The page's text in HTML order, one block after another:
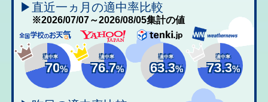
▶直近一ヵ月の適中率比較
※2026/07/07～2026/08/05集計の値
適中率
70%
適中率
76.7%
適中率
63.3%
適中率
73.3%